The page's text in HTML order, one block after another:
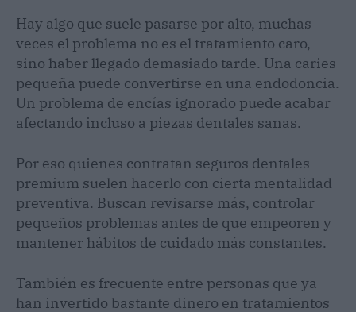
Hay algo que suele pasarse por alto, muchas
veces el problema no es el tratamiento caro,
sino haber llegado demasiado tarde. Una caries
pequeña puede convertirse en una endodoncia.
Un problema de encías ignorado puede acabar
afectando incluso a piezas dentales sanas.
Por eso quienes contratan seguros dentales
premium suelen hacerlo con cierta mentalidad
preventiva. Buscan revisarse más, controlar
pequeños problemas antes de que empeoren y
mantener hábitos de cuidado más constantes.
También es frecuente entre personas que ya
han invertido bastante dinero en tratamientos